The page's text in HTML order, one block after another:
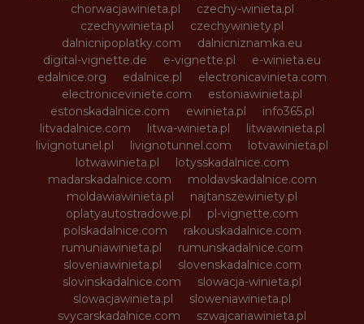
chorwacjawinieta.pl
czechy-winieta.pl
czechywinieta.pl
czechywiniety.pl
dalnicnipoplatky.com
dalnicniznamka.eu
digital-vignette.de
e-vignette.pl
e-winieta.eu
edalnice.org
edalnice.pl
electronicavinieta.com
electroniceviniete.com
estoniawinieta.pl
estonskadalnice.com
ewinieta.pl
info365.pl
litvadalnice.com
litwa-winieta.pl
litwawinieta.pl
livignotunel.pl
livignotunnel.com
lotvawinieta.pl
lotwawinieta.pl
lotysskadalnice.com
madarskadalnice.com
moldavskadalnice.com
moldawiawinieta.pl
najtanszewiniety.pl
oplatyautostradowe.pl
pl-vignette.com
polskadalnice.com
rakouskadalnice.com
rumuniawinieta.pl
rumunskadalnice.com
sloveniawinieta.pl
slovenskadalnice.com
slovinskadalnice.com
slowacja-winieta.pl
slowacjawinieta.pl
sloweniawinieta.pl
svycarskadalnice.com
szwajcariawinieta.pl